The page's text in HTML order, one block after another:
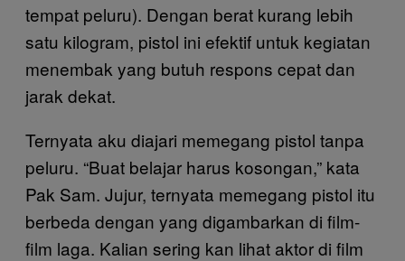
tempat peluru). Dengan berat kurang lebih
satu kilogram, pistol ini efektif untuk kegiatan
menembak yang butuh respons cepat dan
jarak dekat.
Ternyata aku diajari memegang pistol tanpa
peluru. “Buat belajar harus kosongan,” kata
Pak Sam. Jujur, ternyata memegang pistol itu
berbeda dengan yang digambarkan di film-
film laga. Kalian sering kan lihat aktor di film